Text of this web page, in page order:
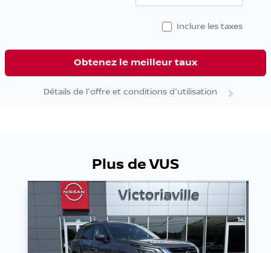
Inclure les taxes
Obtenez le meilleur taux
Détails de l'offre et conditions d'utilisation
Plus de VUS